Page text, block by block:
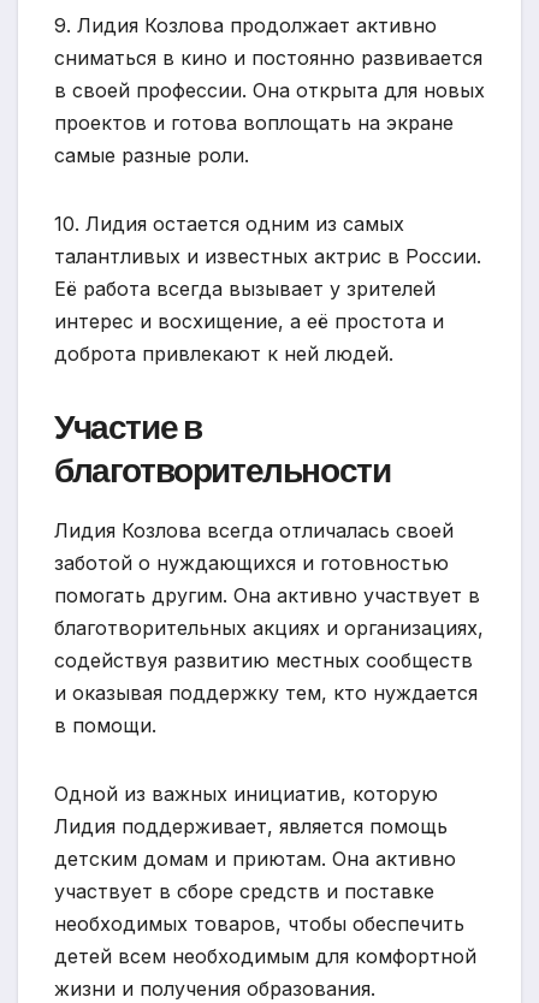
9. Лидия Козлова продолжает активно
сниматься в кино и постоянно развивается
в своей профессии. Она открыта для новых
проектов и готова воплощать на экране
самые разные роли.
10. Лидия остается одним из самых
талантливых и известных актрис в России.
Её работа всегда вызывает у зрителей
интерес и восхищение, а её простота и
доброта привлекают к ней людей.
Участие в
благотворительности
Лидия Козлова всегда отличалась своей
заботой о нуждающихся и готовностью
помогать другим. Она активно участвует в
благотворительных акциях и организациях,
содействуя развитию местных сообществ
и оказывая поддержку тем, кто нуждается
в помощи.
Одной из важных инициатив, которую
Лидия поддерживает, является помощь
детским домам и приютам. Она активно
участвует в сборе средств и поставке
необходимых товаров, чтобы обеспечить
детей всем необходимым для комфортной
жизни и получения образования.